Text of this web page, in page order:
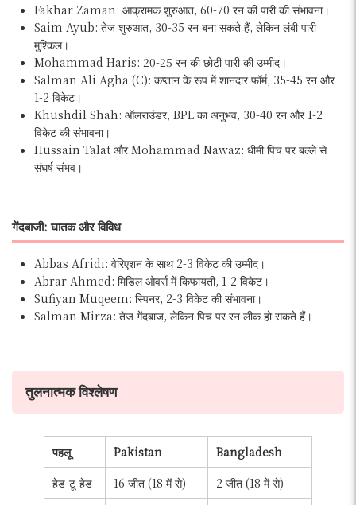
Fakhar Zaman: आक्रामक शुरुआत, 60-70 रन की पारी की संभावना।
Saim Ayub: तेज शुरुआत, 30-35 रन बना सकते हैं, लेकिन लंबी पारी
मुश्किल।
Mohammad Haris: 20-25 रन की छोटी पारी की उम्मीद।
Salman Ali Agha (C): कप्तान के रूप में शानदार फॉर्म, 35-45 रन और
1-2 विकेट।
Khushdil Shah: ऑलराउंडर, BPL का अनुभव, 30-40 रन और 1-2
विकेट की संभावना।
Hussain Talat और Mohammad Nawaz: धीमी पिच पर बल्ले से
संघर्ष संभव।
गेंदबाजी: घातक और विविध
Abbas Afridi: वेरिएशन के साथ 2-3 विकेट की उम्मीद।
Abrar Ahmed: मिडिल ओवर्स में किफायती, 1-2 विकेट।
Sufiyan Muqeem: स्पिनर, 2-3 विकेट की संभावना।
Salman Mirza: तेज गेंदबाज, लेकिन पिच पर रन लीक हो सकते हैं।
तुलनात्मक विश्लेषण
पहलू Pakistan
Bangladesh
हेड-टू-हेड
16 जीत (18 में से)
2 जीत (18 में से)